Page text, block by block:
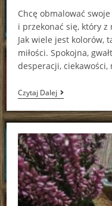
Chcę obmalować
i przekonać się, który
Jak wiele jest kolorów,
miłości. Spokojna,
desperacji,
Czytaj DalejKolory
Miłości
Paweł
Mateusz